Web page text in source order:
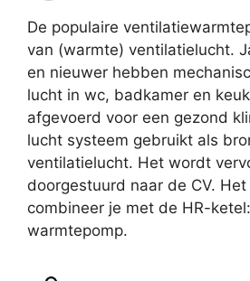
De populaire
van (warmte) ventilatielucht.
en nieuwer hebben
lucht in wc, badkamer en
afgevoerd voor een gezond
lucht systeem gebruikt als
ventilatielucht. Het wordt
doorgestuurd naar de CV.
combineer je met de HR-
warmtepomp.